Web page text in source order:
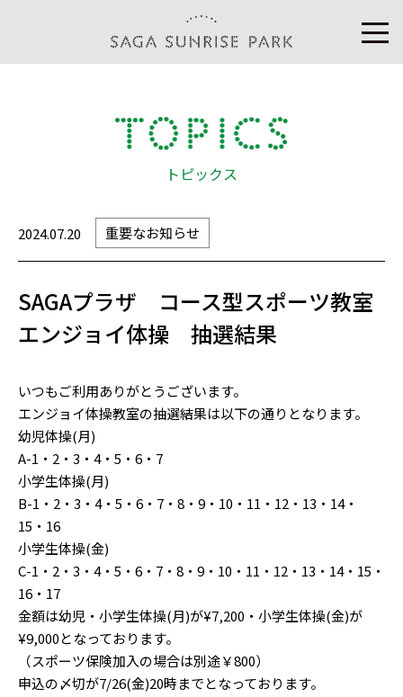
トピックス
2024.07.20 重要なお知らせ
SAGAプラザ コース型スポーツ教室
エンジョイ体操 抽選結果
いつもご利用ありがとうございます。
エンジョイ体操教室の抽選結果は以下の通りとなります。
幼児体操(月)
A-1・2・3・4・5・6・7
小学生体操(月)
B-1・2・3・4・5・6・7・8・9・10・11・12・13・14・
15・16
小学生体操(金)
C-1・2・3・4・5・6・7・8・9・10・11・12・13・14・15・
16・17
金額は幼児・小学生体操(月)が¥7,200・小学生体操(金)が
¥9,000となっております。
（スポーツ保険加入の場合は別途￥800）
申込の〆切が7/26(金)20時までとなっております。